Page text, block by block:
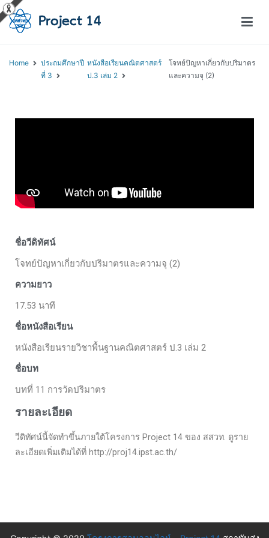
Home
ประถมศึกษาปี
ที่ 3
หนังสือเรียนคณิตศาสตร์
ป.3 เล่ม 2
โจทย์ปัญหาเกี่ยวกับปริมาตร
และความจุ (2)
ชื่อวีดิทัศน์
โจทย์ปัญหาเกี่ยวกับปริมาตรและความจุ (2)
ความยาว
17.53 นาที
ชื่อหนังสือเรียน
หนังสือเรียนรายวิชาพื้นฐานคณิตศาสตร์ ป.3 เล่ม 2
ชื่อบท
บทที่ 11 การวัดปริมาตร
รายละเอียด
วีดิทัศน์นี้จัดทำขึ้นภายใต้โครงการ Project 14 ของ สสวท. ดูราย
ละเอียดเพิ่มเติมได้ที่ http://proj14.ipst.ac.th/